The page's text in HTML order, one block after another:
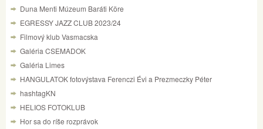
Duna Menti Múzeum Baráti Köre
EGRESSY JAZZ CLUB 2023/24
Filmový klub Vasmacska
Galéria CSEMADOK
Galéria Limes
HANGULATOK fotovýstava Ferenczi Évi a Prezmeczky Péter
hashtagKN
HELIOS FOTOKLUB
Hor sa do ríše rozprávok